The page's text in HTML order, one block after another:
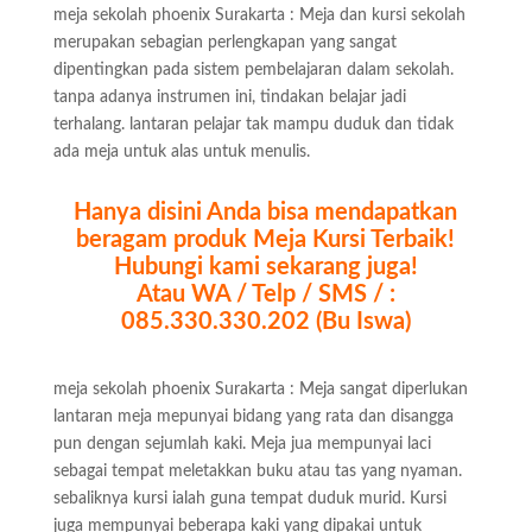
meja sekolah phoenix Surakarta : Meja dan kursi sekolah
merupakan sebagian perlengkapan yang sangat
dipentingkan pada sistem pembelajaran dalam sekolah.
tanpa adanya instrumen ini, tindakan belajar jadi
terhalang. lantaran pelajar tak mampu duduk dan tidak
ada meja untuk alas untuk menulis.
Hanya disini Anda bisa mendapatkan
beragam produk Meja Kursi Terbaik!
Hubungi kami sekarang juga!
Atau WA / Telp / SMS / :
085.330.330.202 (Bu Iswa)
meja sekolah phoenix Surakarta : Meja sangat diperlukan
lantaran meja mepunyai bidang yang rata dan disangga
pun dengan sejumlah kaki. Meja jua mempunyai laci
sebagai tempat meletakkan buku atau tas yang nyaman.
sebaliknya kursi ialah guna tempat duduk murid. Kursi
juga mempunyai beberapa kaki yang dipakai untuk